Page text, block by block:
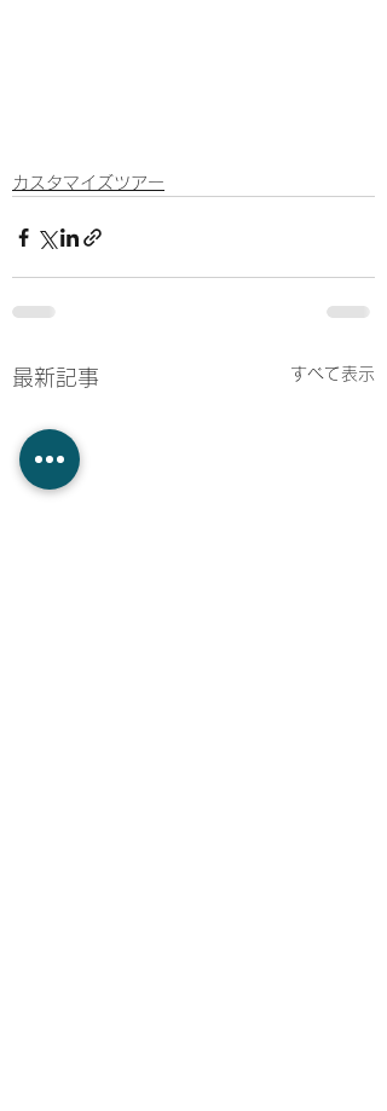
カスタマイズツアー
最新記事 すべて表示